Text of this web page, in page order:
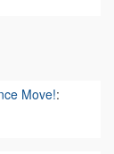
Move!: